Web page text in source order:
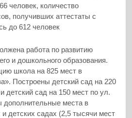
человек, количество
получивших аттестаты с
до 612 человек
работа по развитию
и дошкольного образования.
школа на 825 мест в
Построены детский сад на 220
детский сад на 150 мест по ул.
места в
детских садах (2,5 тысячи мест